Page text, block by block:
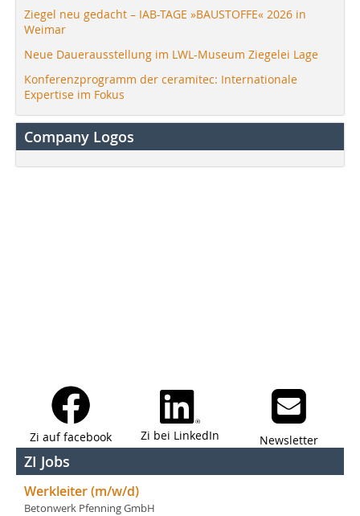
Ziegel neu gedacht – IAB-TAGE »BAUSTOFFE« 2026 in
Weimar
Neue Dauerausstellung im LWL-Museum Ziegelei Lage
Konferenzprogramm der ceramitec: Internationale
Expertise im Fokus
Company Logos
Zi auf facebook Zi bei LinkedIn Newsletter
ZI Jobs
Werkleiter (m/w/d)
Betonwerk Pfenning GmbH